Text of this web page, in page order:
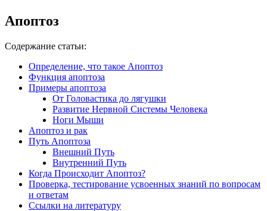
Апоптоз
Содержание статьи:
Определение, что такое Апоптоз
Функция апоптоза
Примеры апоптоза
От Головастика до лягушки
Развитие Нервной Системы Человека
Ноги Мыши
Апоптоз и рак
Путь Апоптоза
Внешний Путь
Внутренний Путь
Когда Происходит Апоптоз?
Проверка, тестирование усвоенных знаний по вопросам
и ответам
Ссылки на литературу